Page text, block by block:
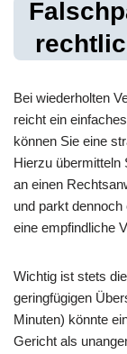
Bei wiederholten
reicht ein
können Sie eine
Hierzu übermitteln
an einen
und parkt
eine empfindliche
Wichtig ist stets
geringfügigen
Minuten) könnte
Gericht als